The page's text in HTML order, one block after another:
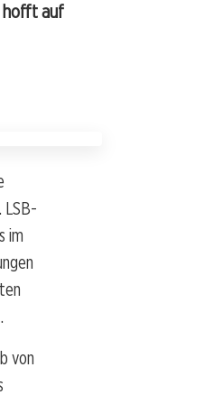
hofft auf
LSB-
im
von